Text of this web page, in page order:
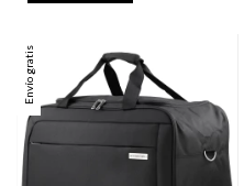
Envío gratis